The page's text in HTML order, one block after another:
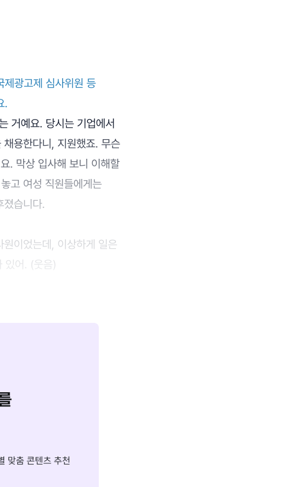
제광고제 심사위원 등
.
거예요. 당시는 기업에서
용한다니, 지원했죠. 무슨
. 막상 입사해 보니 이해할
고 여성 직원들에게는
졌습니다.
이었는데, 이상하게 일은
있어. (웃음)
맞춤 콘텐츠 추천